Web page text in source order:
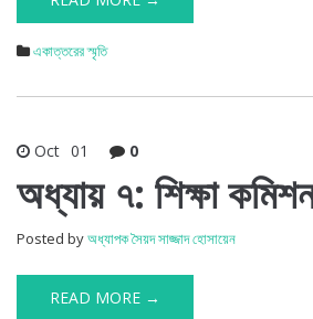
একাত্তরের স্মৃতি
Oct 01 0
অধ্যায় ৭: শিক্ষা
Posted byঅধ্যাপক সৈয়দ সাজ্জাদ হোসায়েন
READ MORE →